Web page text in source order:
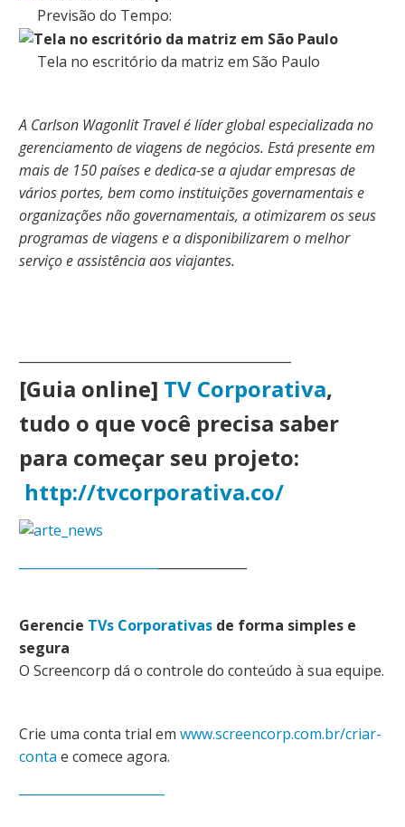
Previsão do Tempo:
Tela no escritório da matriz em São Paulo
A Carlson Wagonlit Travel é líder global especializada no
gerenciamento de viagens de negócios. Está presente em
mais de 150 países e dedica-se a ajudar empresas de
vários portes, bem como instituições governamentais e
organizações não governamentais, a otimizarem os seus
programas de viagens e a disponibilizarem o melhor
serviço e assistência aos viajantes.
[Guia online] TV Corporativa,
tudo o que você precisa saber
para começar seu projeto:
http://tvcorporativa.co/
Gerencie TVs Corporativas de forma simples e
segura
O Screencorp dá o controle do conteúdo à sua equipe.
Crie uma conta trial em www.screencorp.com.br/criar-
conta e comece agora.